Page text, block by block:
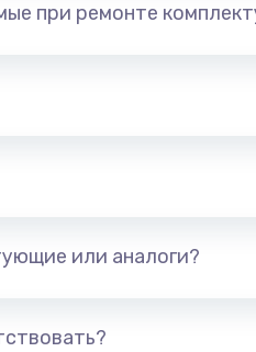
при ремонте
или аналоги?